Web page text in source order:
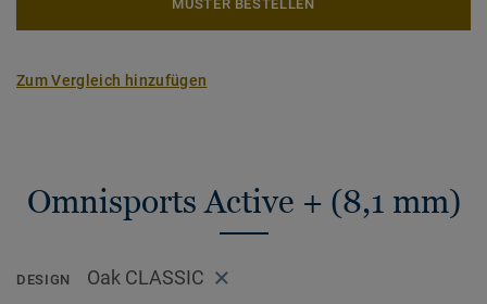
MUSTER BESTELLEN
Zum Vergleich hinzufügen
Omnisports Active + (8,1 mm)
DESIGN Oak CLASSIC